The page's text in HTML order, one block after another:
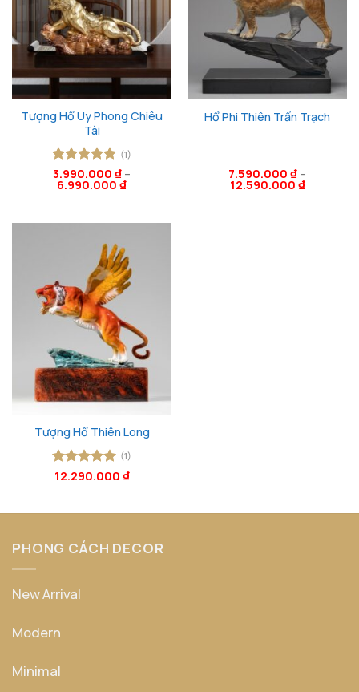
Tượng Hổ Uy Phong Chiêu
Tài
Được xếp
hạng55
(1)
3.990.000 ₫ –
6.990.000 ₫
Hổ Phi Thiên Trấn Trạch
7.590.000 ₫ –
12.590.000 ₫
Tượng Hổ Thiên Long
Được xếp
(1)
12.290.000 ₫
PHONG CÁCH DECOR
New Arrival
Modern
Minimal